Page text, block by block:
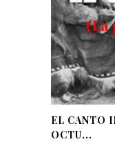
EL CANTO
OCTU...